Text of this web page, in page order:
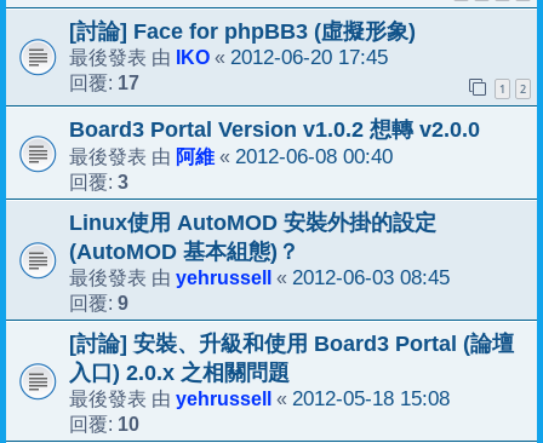
[討論] Face for phpBB3 (虛擬形象)
最後發表 由 IKO « 2012-06-20 17:45
回覆: 17 1 2
Board3 Portal Version v1.0.2 想轉 v2.0.0
最後發表 由 阿維 « 2012-06-08 00:40
回覆: 3
Linux使用 AutoMOD 安裝外掛的設定
(AutoMOD 基本組態)？
最後發表 由 yehrussell « 2012-06-03 08:45
回覆: 9
[討論] 安裝、升級和使用 Board3 Portal (論壇
入口) 2.0.x 之相關問題
最後發表 由 yehrussell « 2012-05-18 15:08
回覆: 10